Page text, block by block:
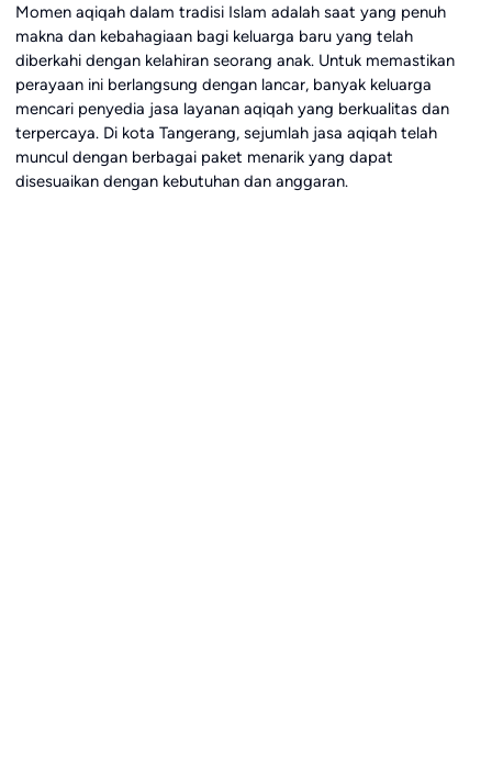
Momen aqiqah dalam tradisi Islam adalah saat yang penuh
makna dan kebahagiaan bagi keluarga baru yang telah
diberkahi dengan kelahiran seorang anak. Untuk memastikan
perayaan ini berlangsung dengan lancar, banyak keluarga
mencari penyedia jasa layanan aqiqah yang berkualitas dan
terpercaya. Di kota Tangerang, sejumlah jasa aqiqah telah
muncul dengan berbagai paket menarik yang dapat
disesuaikan dengan kebutuhan dan anggaran.